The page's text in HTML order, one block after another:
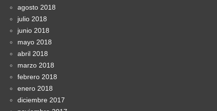
agosto 2018
julio 2018
junio 2018
mayo 2018
abril 2018
marzo 2018
febrero 2018
enero 2018
diciembre 2017